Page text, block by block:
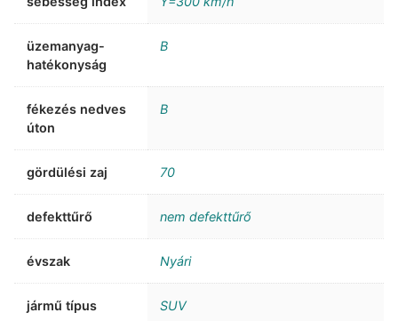
üzemanyag-
hatékonyság
B
fékezés nedves
úton
B
gördülési zaj 70
defekttűrő nem defekttűrő
évszak Nyári
jármű típus SUV